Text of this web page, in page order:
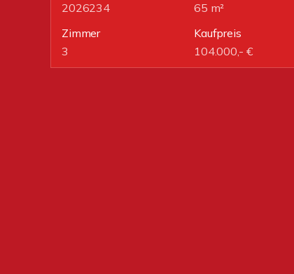
2026234
65 m²
Zimmer
3
Kaufpreis
104.000,- €